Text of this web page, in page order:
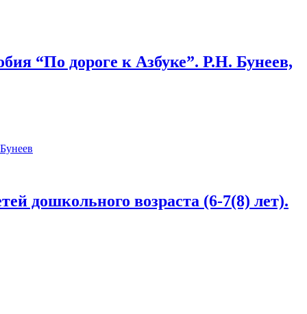
“По дороге к Азбуке”. Р.Н. Бунеев,
дошкольного возраста (6-7(8) лет).